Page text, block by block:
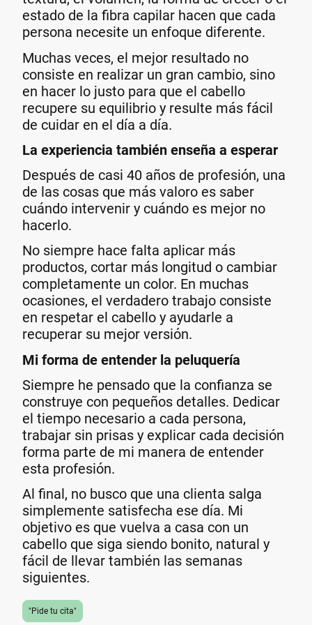
estado de la fibra capilar hacen que cada
persona necesite un enfoque diferente.
Muchas veces, el mejor resultado no
consiste en realizar un gran cambio, sino
en hacer lo justo para que el cabello
recupere su equilibrio y resulte más fácil
de cuidar en el día a día.
La experiencia también enseña a esperar
Después de casi 40 años de profesión, una
de las cosas que más valoro es saber
cuándo intervenir y cuándo es mejor no
hacerlo.
No siempre hace falta aplicar más
productos, cortar más longitud o cambiar
completamente un color. En muchas
ocasiones, el verdadero trabajo consiste
en respetar el cabello y ayudarle a
recuperar su mejor versión.
Mi forma de entender la peluquería
Siempre he pensado que la confianza se
construye con pequeños detalles. Dedicar
el tiempo necesario a cada persona,
trabajar sin prisas y explicar cada decisión
forma parte de mi manera de entender
esta profesión.
Al final, no busco que una clienta salga
simplemente satisfecha ese día. Mi
objetivo es que vuelva a casa con un
cabello que siga siendo bonito, natural y
fácil de llevar también las semanas
siguientes.
"Pide tu cita"